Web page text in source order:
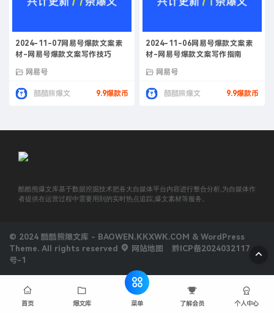
2024-11-07网易号爆款文案素
材-网易号爆款文案写作技巧
网易号
酷酷熊爆文 9.9爆款币
2024-11-06网易号爆款文案素
材-网易号爆款文案写作指南
网易号
酷酷熊爆文 9.9爆款币
酷酷熊爆文库基于数据挖掘技术把各大自媒体平台内容进行整合分析,为自媒体作
者提供在运营过程中需要用到的实时热点追踪,爆文素材等服务。
© 2024 酷酷熊爆文库 - BAOWEN.KKXWK.COM & WordPress
Theme. All rights reserved
网站地图
黔ICP备2024032117
号-1
首页 爆文库 菜单 了解会员 个人中心